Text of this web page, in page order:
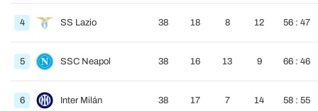
4 SS Lazio 38 18 8 12 56 : 47
5 SSC Neapol 38 16 13 9 66 : 46
6 Inter Milán 38 17 7 14 58 : 55